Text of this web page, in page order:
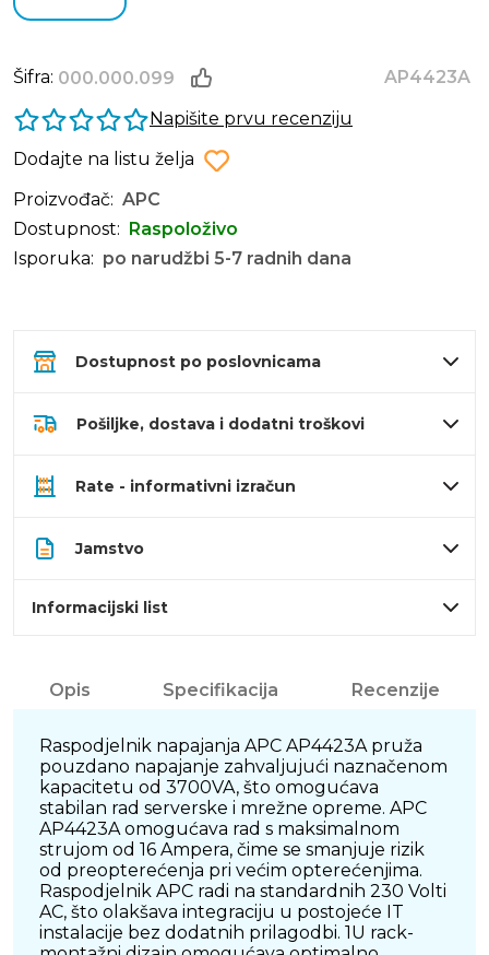
Šifra: 000.000.099
AP4423A
Napišite prvu recenziju
Dodajte na listu želja
Proizvođač: APC
Dostupnost:
Raspoloživo
Isporuka: po narudžbi 5-7 radnih dana
Dostupnost po poslovnicama
Pošiljke, dostava i dodatni troškovi
Rate - informativni izračun
Jamstvo
Informacijski list
Opis Specifikacija Recenzije
Raspodjelnik napajanja APC AP4423A pruža
pouzdano napajanje zahvaljujući naznačenom
kapacitetu od 3700VA, što omogućava
stabilan rad serverske i mrežne opreme. APC
AP4423A omogućava rad s maksimalnom
strujom od 16 Ampera, čime se smanjuje rizik
od preopterećenja pri većim opterećenjima.
Raspodjelnik APC radi na standardnih 230 Volti
AC, što olakšava integraciju u postojeće IT
instalacije bez dodatnih prilagodbi. 1U rack-